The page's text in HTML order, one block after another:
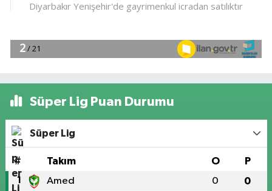
Süper Lig Puan Durumu
Süper Lig
# Takım O P
1 Amed 0 0